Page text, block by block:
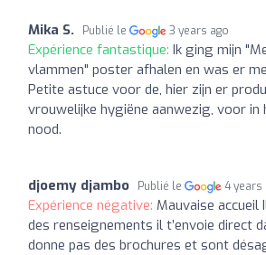
Mika S. Publié le 3 years ago
Expérience fantastique: Ik ging mijn
vlammen" poster afhalen en was er
Petite astuce voor de, hier zijn er
vrouwelijke hygiëne aanwezig, voor in
nood.
djoemy djambo Publié le 4 years
Expérience négative: Mauvaise accueil
des renseignements il t’envoie direct
donne pas des brochures et sont